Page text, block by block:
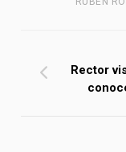
Rector